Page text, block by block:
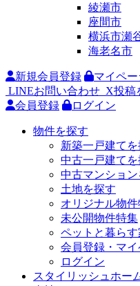
綾瀬市
座間市
横浜市瀬
海老名市
新規会員登録
マイペ
LINEお問い合わせ X投稿
会員登録
ログイン
物件を探す
新築一戸建てを
中古一戸建てを
中古マンション
土地を探す
オリジナル物
未公開物件特集
ペットと暮らす
会員登録・マイ
ログイン
スタイリッシュホー